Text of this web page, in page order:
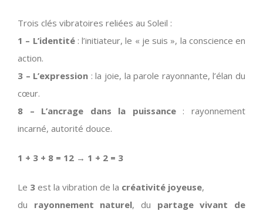
Trois clés vibratoires reliées au Soleil :
1 – L’identité: l’initiateur, le « je suis », la conscience en
action.
3 – L’expression : la joie, la parole rayonnante, l’élan du
cœur.
8 – L’ancrage dans la puissance: rayonnement
incarné, autorité douce.
1 + 3 + 8 = 12 → 1 + 2 = 3
Le 3 est la vibration de la créativité joyeuse,
du rayonnement naturel, du partage vivant de